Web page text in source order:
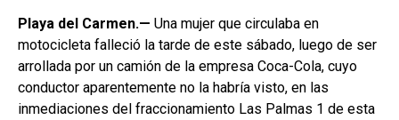
Playa del Carmen.— Una mujer que circulaba en
motocicleta falleció la tarde de este sábado, luego de ser
arrollada por un camión de la empresa Coca-Cola, cuyo
conductor aparentemente no la habría visto, en las
inmediaciones del fraccionamiento Las Palmas 1 de esta